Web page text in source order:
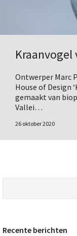
Ontwerper Marc
House of Design
gemaakt van
Vallei…
26 oktober 2020
Recente berichten